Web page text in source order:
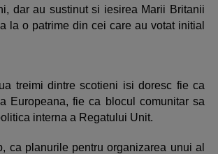
dar au sustinut si iesirea Marii Britanii
la o patrime din cei care au votat initial
treimi dintre scotieni isi doresc fie ca
Europeana, fie ca blocul comunitar sa
interna a Regatului Unit.
ca planurile pentru organizarea unui al